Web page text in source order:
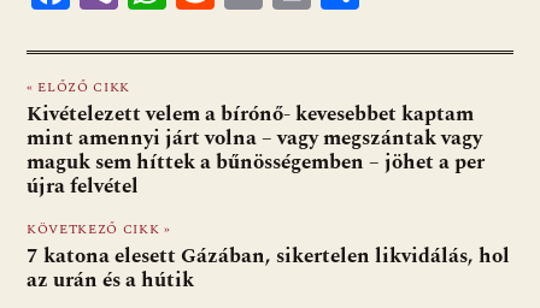
e
b
o
o
k
er at
s
A
p
p
d
di
t
ai
l
t za
m
e
g
« ELŐZŐ CIKK
Kivételezett velem a bírónő- kevesebbet kaptam
mint amennyi járt volna – vagy megszántak vagy
maguk sem híttek a bűnösségemben – jöhet a per
újra felvétel
KÖVETKEZŐ CIKK »
7 katona elesett Gázában, sikertelen likvidálás, hol
az urán és a hútik